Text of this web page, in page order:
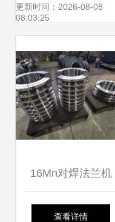
天然气管道中的应
更新时间：2026-08-08
08:03:25
16Mn对焊法兰机
加工的行业须知与
查看详情